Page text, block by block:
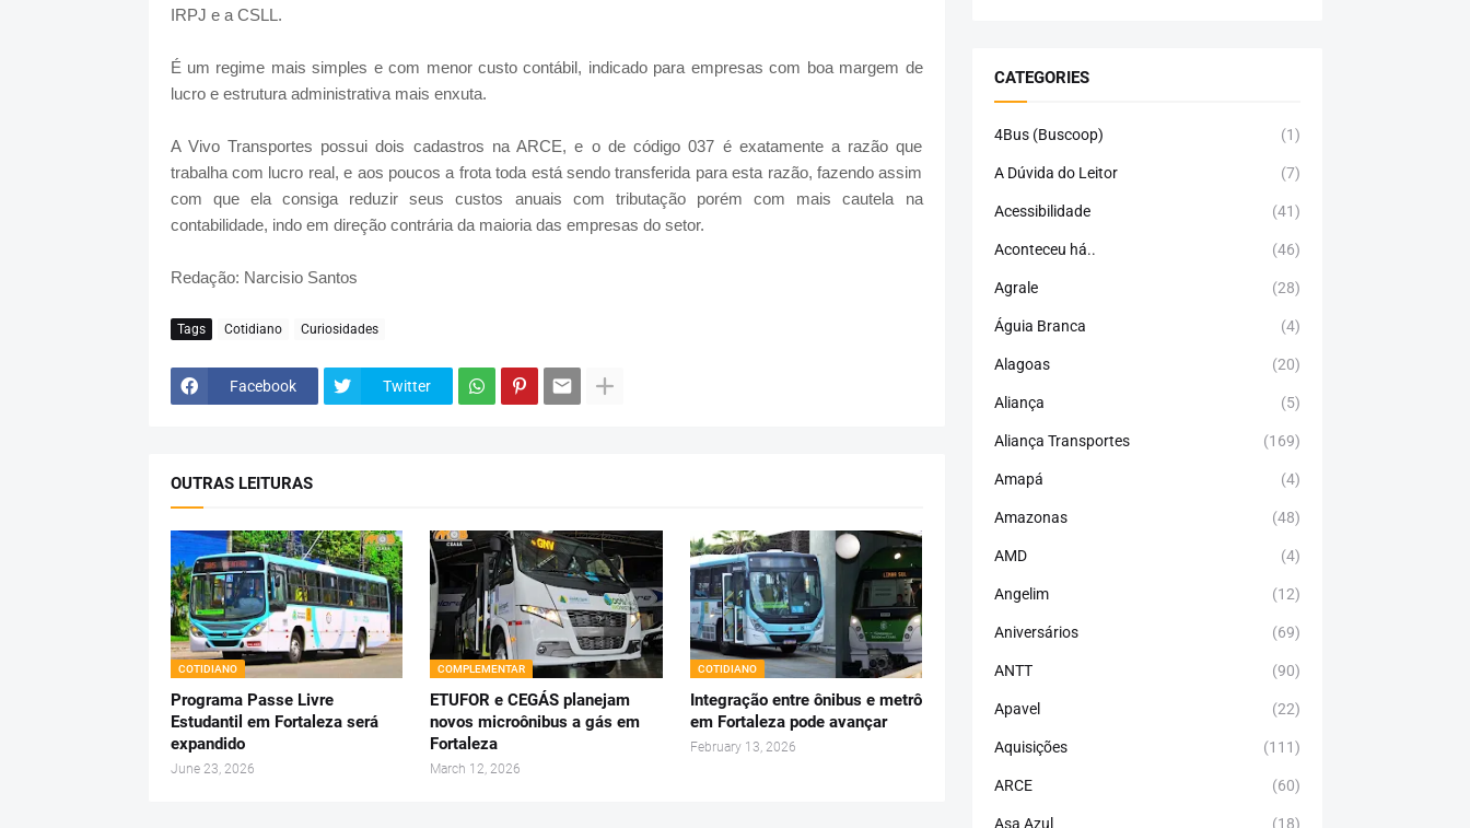
IRPJ e a CSLL.
É um regime mais simples e com menor custo contábil, indicado para empresas com boa margem de
lucro e estrutura administrativa mais enxuta.
A Vivo Transportes possui dois cadastros na ARCE, e o de código 037 é exatamente a razão que
trabalha com lucro real, e aos poucos a frota toda está sendo transferida para esta razão, fazendo assim
com que ela consiga reduzir seus custos anuais com tributação porém com mais cautela na
contabilidade, indo em direção contrária da maioria das empresas do setor.
Redação: Narcisio Santos
Tags Cotidiano Curiosidades
Facebook Twitter
OUTRAS LEITURAS
COTIDIANO
Programa Passe Livre
Estudantil em Fortaleza será
expandido
June 23, 2026
COMPLEMENTAR
ETUFOR e CEGÁS planejam
novos microônibus a gás em
Fortaleza
March 12, 2026
COTIDIANO
Integração entre ônibus e metrô
em Fortaleza pode avançar
February 13, 2026
CATEGORIES
4Bus (Buscoop) (1)
A Dúvida do Leitor (7)
Acessibilidade (41)
Aconteceu há.. (46)
Agrale (28)
Águia Branca (4)
Alagoas (20)
Aliança (5)
Aliança Transportes (169)
Amapá (4)
Amazonas (48)
AMD (4)
Angelim (12)
Aniversários (69)
ANTT (90)
Apavel (22)
Aquisições (111)
ARCE (60)
Asa Azul (18)